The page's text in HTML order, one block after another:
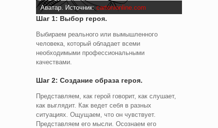
Аватар. Источник:cartonionline.com
Шаг 1: Выбор героя.
Выбираем реального или вымышленного
человека, который обладает всеми
необходимыми профессиональными
качествами.
Шаг 2: Создание образа героя.
Представляем, как герой говорит, как слушает,
как выглядит. Как ведет себя в разных
ситуациях. Ощущаем, что он чувствует.
Представляем его мысли. Осознаем его